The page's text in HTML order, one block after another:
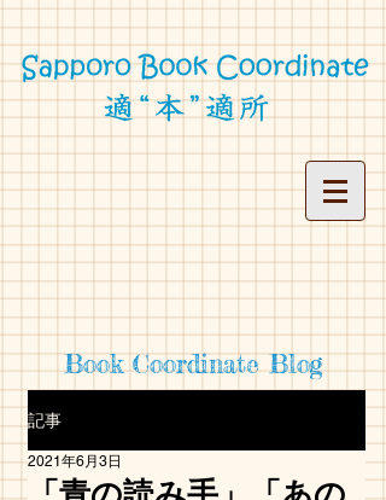
Book Coordinate Blog
記事
2021年6月3日